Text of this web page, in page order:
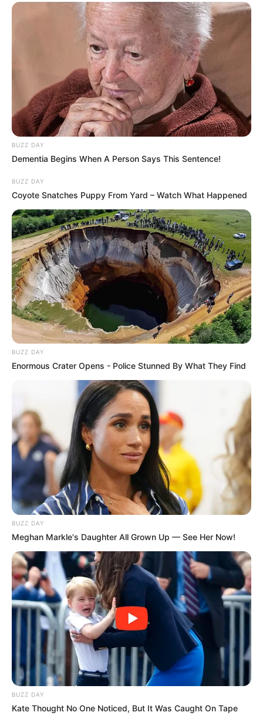
BUZZ DAY
Dementia Begins When A Person Says This Sentence!
BUZZ DAY
Coyote Snatches Puppy From Yard – Watch What Happened
BUZZ DAY
Enormous Crater Opens - Police Stunned By What They Find
BUZZ DAY
Meghan Markle's Daughter All Grown Up — See Her Now!
BUZZ DAY
Kate Thought No One Noticed, But It Was Caught On Tape